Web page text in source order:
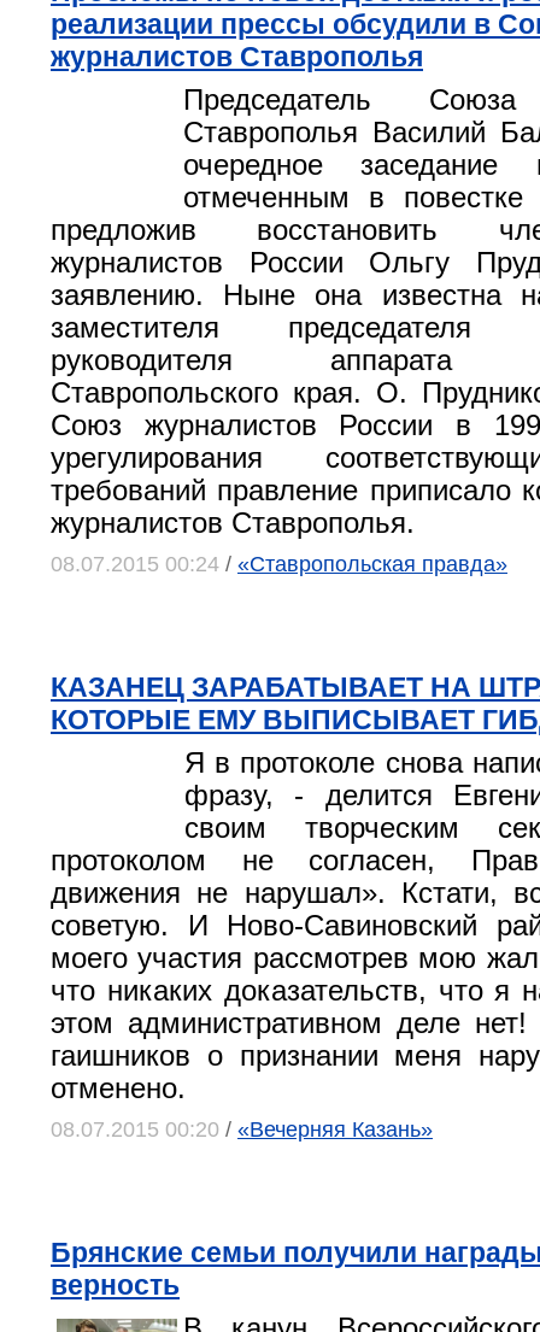
реализации прессы обсудили в
журналистов Ставрополья
Председатель Союза
Ставрополья Василий
очередное заседание
отмеченным в
предложив восстановить
журналистов России Ольгу
заявлению. Ныне она известна
заместителя председателя
руководителя аппарата
Ставропольского края. О.
Союз журналистов России в
урегулирования
требований правление приписало
журналистов Ставрополья.
08.07.2015 00:24 / «Ставропольская правда»
КАЗАНЕЦ ЗАРАБАТЫВАЕТ НА
КОТОРЫЕ ЕМУ ВЫПИСЫВАЕТ
Я в протоколе снова
фразу, - делится
своим творческим
протоколом не согласен,
движения не нарушал». Кстати,
советую. И Ново-Савиновский
моего участия рассмотрев мою
что никаких доказательств, что
этом административном деле нет!
гаишников о признании меня
отменено.
08.07.2015 00:20 / «Вечерняя Казань»
Брянские семьи получили
верность